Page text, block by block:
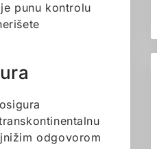
punu kontrolu
odgovorom